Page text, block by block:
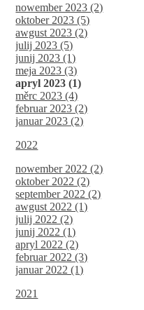
nowember 2023 (2)
oktober 2023 (5)
awgust 2023 (2)
julij 2023 (5)
junij 2023 (1)
meja 2023 (3)
apryl 2023 (1)
měrc 2023 (4)
februar 2023 (2)
januar 2023 (2)
2022
nowember 2022 (2)
oktober 2022 (2)
september 2022 (2)
awgust 2022 (1)
julij 2022 (2)
junij 2022 (1)
apryl 2022 (2)
februar 2022 (3)
januar 2022 (1)
2021